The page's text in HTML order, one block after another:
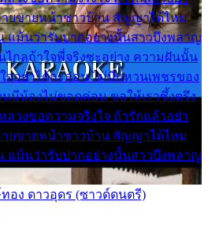
ยขายหน้าชาวบ้าน สัญญาได้ไหม
แม้นว่ารับปากอย่างนั้นสาวบึงพลาญ
ไกลถ้าใจพี่จริงซะอย่าง ความฝันนั้น
จอย่าได้กะล่อน ไม่มีแหวนเพชรของ
นมีน้องไม่ขอดค่อน ขอให้เราซึ้งตรึง
วงขอความจริงใจ ถ้ารักแล้วอย่า
ยขายหน้าชาวบ้าน สัญญาได้ไหม
แม้นว่ารับปากอย่างนั้นสาวบึงพลาญ
อง ดาวอุดร (ซาวด์ดนตรี)